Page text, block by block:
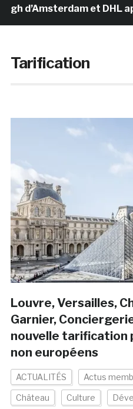
d’Amsterdam et DHL
Tarification
Louvre, Versailles,
Garnier,
nouvelle tarification
non européens
ACTUALITÉS Actus
Château Culture